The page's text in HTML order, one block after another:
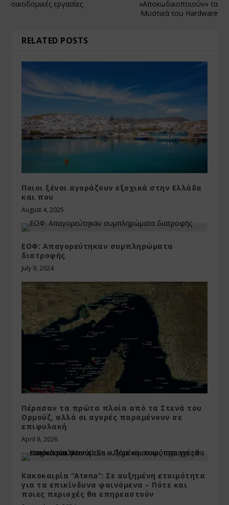
οικοδομικές εργασίες
«Αποκωδικοποιούν» τα
Μυστικά του Hardware
RELATED POSTS
Ποιοι ξένοι αγοράζουν εξοχικά στην Ελλάδα
και που
August 4, 2025
ΕΟΦ: Απαγορεύτηκαν συμπληρώματα
διατροφής
July 9, 2024
Πέρασαν τα πρώτα πλοία από τα Στενά του
Ορμούζ, αλλά οι αγορές παραμένουν σε
επιφυλακή
April 8, 2026
Κακοκαιρία “Atena”: Σε αυξημένη ετοιμότητα
για τα επικίνδυνα φαινόμενα – Πότε και
ποιες περιοχές θα επηρεαστούν